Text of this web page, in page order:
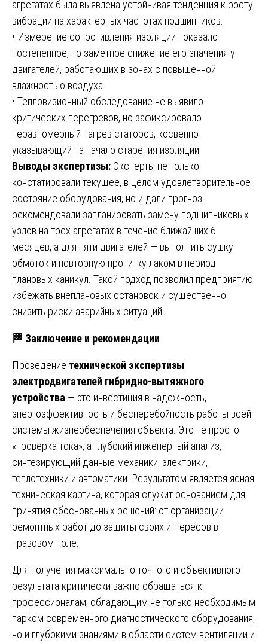
агрегатах была выявлена устойчивая тенденция к росту
вибрации на характерных частотах подшипников.
• Измерение сопротивления изоляции показало
постепенное, но заметное снижение его значения у
двигателей, работающих в зонах с повышенной
влажностью воздуха.
• Тепловизионный обследование не выявило
критических перегревов, но зафиксировало
неравномерный нагрев статоров, косвенно
указывающий на начало старения изоляции.
Выводы экспертизы: Эксперты не только
констатировали текущее, в целом удовлетворительное
состояние оборудования, но и дали прогноз:
рекомендовали запланировать замену подшипниковых
узлов на трёх агрегатах в течение ближайших 6
месяцев, а для пяти двигателей — выполнить сушку
обмоток и повторную пропитку лаком в период
плановых каникул. Такой подход позволил предприятию
избежать внеплановых остановок и существенно
снизить риски аварийных ситуаций.
🏁 Заключение и рекомендации
Проведение технической экспертизы
электродвигателей гибридно-вытяжного
устройства — это инвестиция в надёжность,
энергоэффективность и бесперебойность работы всей
системы жизнеобеспечения объекта. Это не просто
«проверка тока», а глубокий инженерный анализ,
синтезирующий данные механики, электрики,
теплотехники и автоматики. Результатом является ясная
техническая картина, которая служит основанием для
принятия обоснованных решений: от организации
ремонтных работ до защиты своих интересов в
правовом поле.
Для получения максимально точного и объективного
результата критически важно обращаться к
профессионалам, обладающим не только необходимым
парком современного диагностического оборудования,
но и глубокими знаниями в области систем вентиляции и